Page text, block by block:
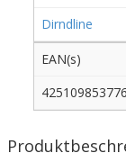
Dirndline
EAN(s)